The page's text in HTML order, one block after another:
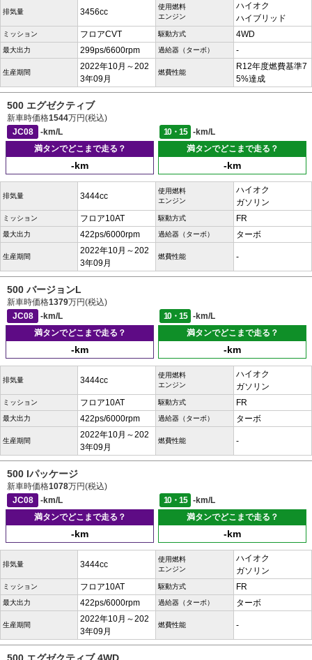
排気量 3456cc
使用燃料
エンジン
ハイオク
ハイブリッド
ミッション フロアCVT 駆動方式 4WD
最大出力 299ps/6600rpm 過給器（ターボ） -
生産期間
2022年10月～202
3年09月
燃費性能
R12年度燃費基準7
5%達成
500 エグゼクティブ
新車時価格1544万円(税込)
JC08
-km/L 10・15
-km/L
満タンでどこまで走る？
-km
満タンでどこまで走る？
-km
排気量 3444cc
使用燃料
エンジン
ハイオク
ガソリン
ミッション フロア10AT 駆動方式 FR
最大出力 422ps/6000rpm 過給器（ターボ） ターボ
生産期間
2022年10月～202
3年09月
燃費性能 -
500 バージョンL
新車時価格1379万円(税込)
JC08
-km/L 10・15
-km/L
満タンでどこまで走る？
-km
満タンでどこまで走る？
-km
排気量 3444cc
使用燃料
エンジン
ハイオク
ガソリン
ミッション フロア10AT 駆動方式 FR
最大出力 422ps/6000rpm 過給器（ターボ） ターボ
生産期間
2022年10月～202
3年09月
燃費性能 -
500 Iパッケージ
新車時価格1078万円(税込)
JC08
-km/L 10・15
-km/L
満タンでどこまで走る？
-km
満タンでどこまで走る？
-km
排気量 3444cc
使用燃料
エンジン
ハイオク
ガソリン
ミッション フロア10AT 駆動方式 FR
最大出力 422ps/6000rpm 過給器（ターボ） ターボ
生産期間
2022年10月～202
3年09月
燃費性能 -